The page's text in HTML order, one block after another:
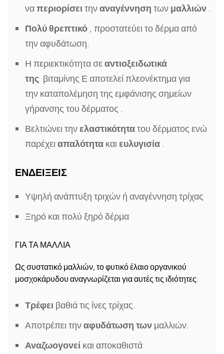
ναπεριορίσει τηναναγέννηση των μαλλιών .
Πολύ θρεπτικό , προστατεύει το δέρμα από
την αφυδάτωση.
Η περιεκτικότητα σεαντιοξειδωτικά
της βιταμίνης Ε αποτελεί πλεονέκτημα για
την καταπολέμηση της εμφάνισης σημείων
γήρανσης του δέρματος .
Βελτιώνει τηνελαστικότητατου δέρματος ενώ
παρέχειαπαλότητα καιευλυγισία .
ΕΝΔΕΙΞΕΙΣ
Υψηλή ανάπτυξη τριχών ή αναγέννηση τρίχας
Ξηρό και πολύ ξηρό δέρμα
ΓΙΑ ΤΑ ΜΑΛΛΙΑ
Ως συστατικό μαλλιών, το φυτικό έλαιο οργανικού
μοσχοκάρυδου αναγνωρίζεται για αυτές τις ιδιότητες:
Τρέφει βαθιά τις ίνες τρίχας.
Αποτρέπει τηναφυδάτωση των μαλλιών.
Αναζωογονεί και αποκαθιστά